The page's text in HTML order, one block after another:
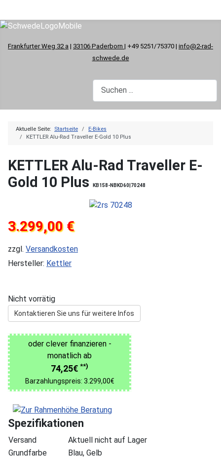
Frankfurter Weg 32 a | 33106 Paderborn | +49 5251/75370 | info@2-rad-
schwede.de
Aktuelle Seite: Startseite
E-Bikes
KETTLER Alu-Rad Traveller E-Gold 10 Plus
KETTLER Alu-Rad Traveller E-
Gold 10 Plus
KB158-NBKD60|70248
3.299,00 €
zzgl. Versandkosten
Hersteller: Kettler
Nicht vorrätig
Kontaktieren Sie uns für weitere Infos
oder clever finanzieren -
monatlich ab
74,25€ **)
Barzahlungspreis: 3.299,00€
Spezifikationen
Versand
Aktuell nicht auf Lager
Grundfarbe
Blau, Gelb